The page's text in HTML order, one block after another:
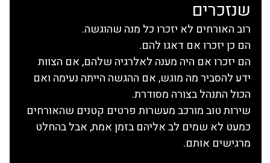
שנזכרים
רוב האורחים לא יזכרו כל מנה שהוגשה.
הם כן יזכרו אם דאגו להם.
הם יזכרו אם היה מענה לאלרגיה שלהם, אם הצוות
ידע להסביר מה מוגש, אם ההגשה הייתה נעימה ואם
הכול התנהל בצורה מסודרת.
שירות טוב מורכב מעשרות פרטים קטנים שהאורחים
כמעט לא שמים לב אליהם בזמן אמת, אבל בהחלט
מרגישים אותם.